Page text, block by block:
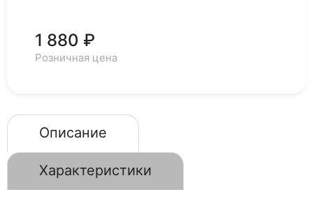
1 880 ₽
Розничная цена
Описание
Характеристики